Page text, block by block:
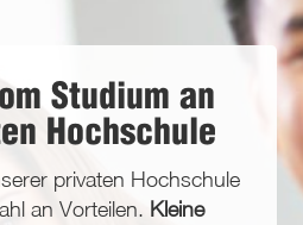
Studium an
Hochschule
privaten Hochschule
an Vorteilen. Kleine